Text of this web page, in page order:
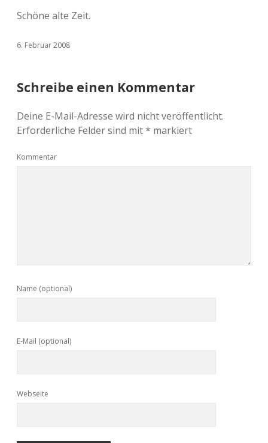
Schöne alte Zeit.
6. Februar 2008
Schreibe einen Kommentar
Deine E-Mail-Adresse wird nicht veröffentlicht.
Erforderliche Felder sind mit* markiert
Kommentar
Name (optional)
E-Mail (optional)
Webseite